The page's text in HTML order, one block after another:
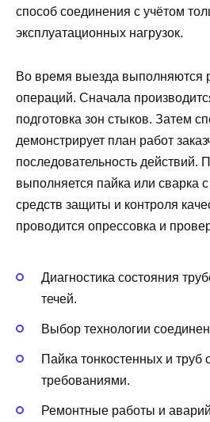
способ соединения с учётом
эксплуатационных нагрузок.
Во время выезда выполняются
операций. Сначала
подготовка зон стыков. Затем
демонстрирует план работ
последовательность действий.
выполняется пайка или сварка
средств защиты и контроля
проводится опрессовка и
Диагностика состояния
течей.
Выбор технологии
Пайка тонкостенных и труб
требованиями.
Ремонтные работы и